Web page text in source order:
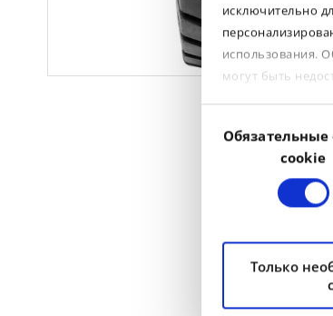
исключительно
использования.
могут быть
согласия
cookie
Только